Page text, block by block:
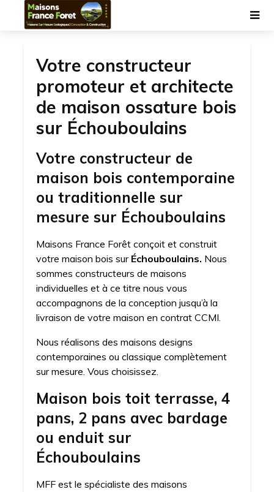
Votre constructeur
promoteur et architecte
de maison ossature bois
sur Échouboulains
Votre constructeur de
maison bois contemporaine
ou traditionnelle sur
mesure sur Échouboulains
Maisons France Forêt conçoit et construit
votre maison bois sur Échouboulains. Nous
sommes constructeurs de maisons
individuelles et à ce titre nous vous
accompagnons de la conception jusqu’à la
livraison de votre maison en contrat CCMI.
Nous réalisons des maisons designs
contemporaines ou classique complètement
sur mesure. Vous choisissez.
Maison bois toit terrasse, 4
pans, 2 pans avec bardage
ou enduit sur
Échouboulains
MFF est le spécialiste des maisons